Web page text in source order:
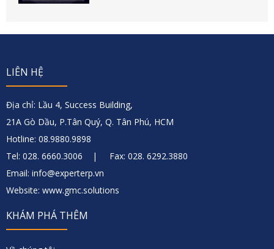
LIÊN HỆ
Địa chỉ: Lầu 4, Success Building,
21A Gò Dầu, P.Tân Quý, Q. Tân Phú, HCM
Hotline: 08.9880.9898
Tel: 028. 6660.3006 | Fax: 028. 6292.3880
Email: info@experterp.vn
Website: www.gmc.solutions
KHÁM PHÁ THÊM